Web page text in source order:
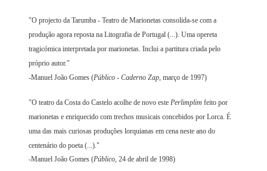
"O projecto da Tarumba - Teatro de Marionetas consolida-se com a
produção agora reposta na Litografia de Portugal (...). Uma opereta
tragicómica interpretada por marionetas. Inclui a partitura criada pelo
próprio autor."
-Manuel João Gomes (Público - Caderno Zap , março de 1997)
"O teatro da Costa do Castelo acolhe de novo estePerlimplim feito por
marionetas e enriquecido com trechos musicais concebidos por Lorca. É
uma das mais curiosas produções lorquianas em cena neste ano do
centenário do poeta (...)."
-Manuel João Gomes (Público, 24 de abril de 1998)